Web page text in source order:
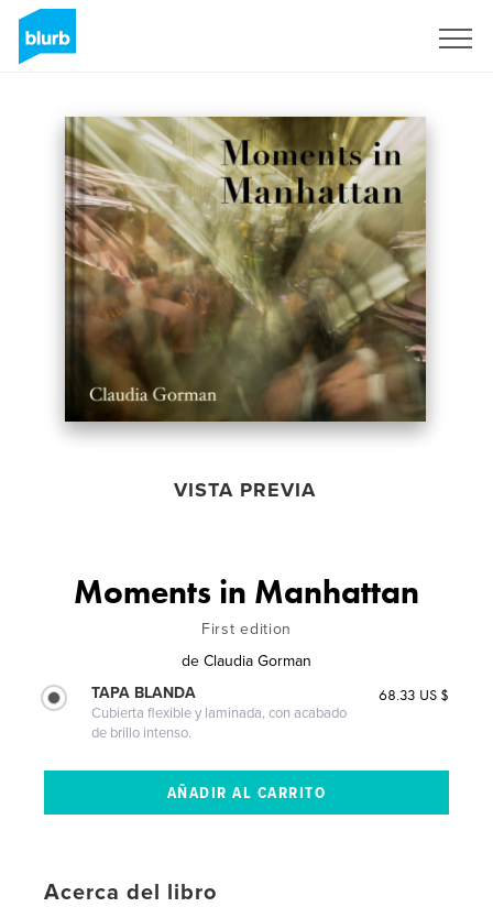
VISTA PREVIA
Moments in Manhattan
First edition
de Claudia Gorman
TAPA BLANDA
Cubierta flexible y laminada, con acabado
de brillo intenso.
68.33 US $
Acerca del libro